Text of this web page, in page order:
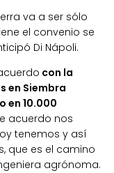
va a ser sólo
el convenio se
Di Nápoli.
con la
en Siembra
en 10.000
acuerdo nos
tenemos y así
que es el camino
agrónoma.